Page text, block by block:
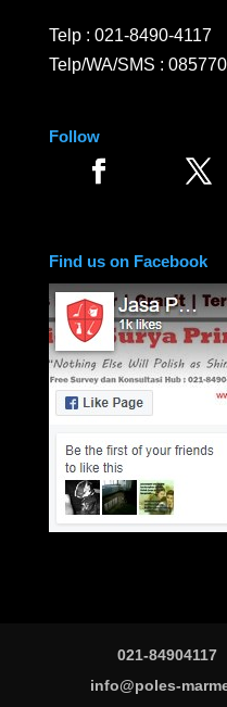
Telp : 021-8490-4117
Telp/WA/SMS :
Follow
Find us on Facebook
021-84904117
info@poles-